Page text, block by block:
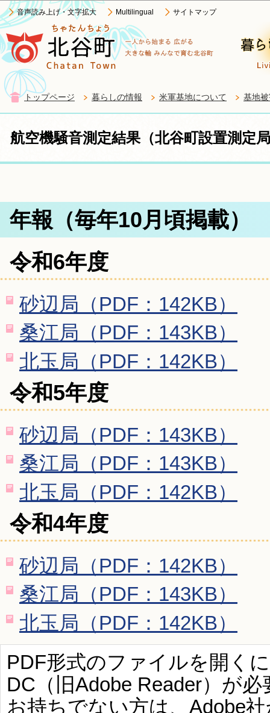
音声読み上げ・文字拡大 Multilingual サイトマップ
トップページ 暮らしの情報 米軍基地について 基地
航空機騒音測定結果（北谷町設置測定
年報（毎年10月頃掲載）
令和6年度
砂辺局（PDF：142KB）
桑江局（PDF：143KB）
北玉局（PDF：142KB）
令和5年度
砂辺局（PDF：143KB）
桑江局（PDF：143KB）
北玉局（PDF：142KB）
令和4年度
砂辺局（PDF：142KB）
桑江局（PDF：143KB）
北玉局（PDF：142KB）
PDF形式のファイルを開く
DC（旧Adobe Reader）が必
お持ちでない方は、Adobe